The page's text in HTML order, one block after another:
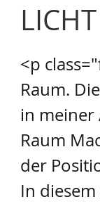
<p
Raum.
in meiner
Raum
der
In